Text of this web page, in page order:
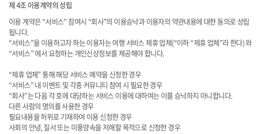
제 4조 이용계약의 성립
이용 계약은 “서비스” 참여시 “회사”의 이용승낙과 이용자의 약관내용에 대한 동의로 성립
됩니다.
“서비스”을 이용하고자 하는 이용자는 여행 서비스 제휴 업체(“이하 “제휴 업체”라 한다) 와
“서비스” 에서 요청하는 개인신상정보를 제공해야 합니다.
“제휴 업체” 통해 해당 서비스 예약을 신청한 경우
“서비스” 내 이벤트 및 각종 커뮤니티 참여 시 필요한 경우
“회사”는 다음 각 호에 대당하는 서비스 이용에 대하여는 이를 승낙하지 아니합니다.
다른 사람의 명의를 사용한 경우
필요내용을 허위로 기재하여 이용 신청한 경우
사회의 안녕, 질서 또는 미풍양속을 저해할 목적으로 신청한 경우